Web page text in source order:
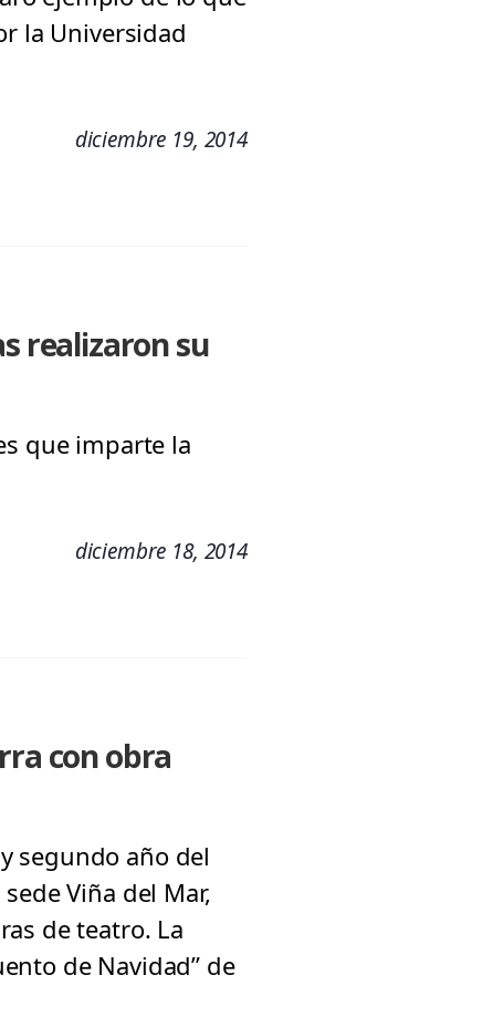
la Universidad
diciembre 19, 2014
realizaron su
que imparte la
diciembre 18, 2014
con obra
segundo año del
Viña del Mar,
de teatro. La
de Navidad” de